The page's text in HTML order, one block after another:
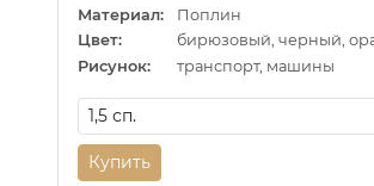
Материал:
Поплин
Цвет:
бирюзовый, черный,
Рисунок:
транспорт, машины
Купить